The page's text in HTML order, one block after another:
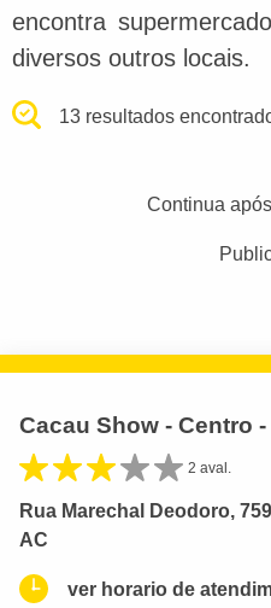
encontra
diversos outros locais.
13 resultados
Continua
Cacau Show - Centro
2 aval.
Rua Marechal Deodoro,
AC
ver horario de